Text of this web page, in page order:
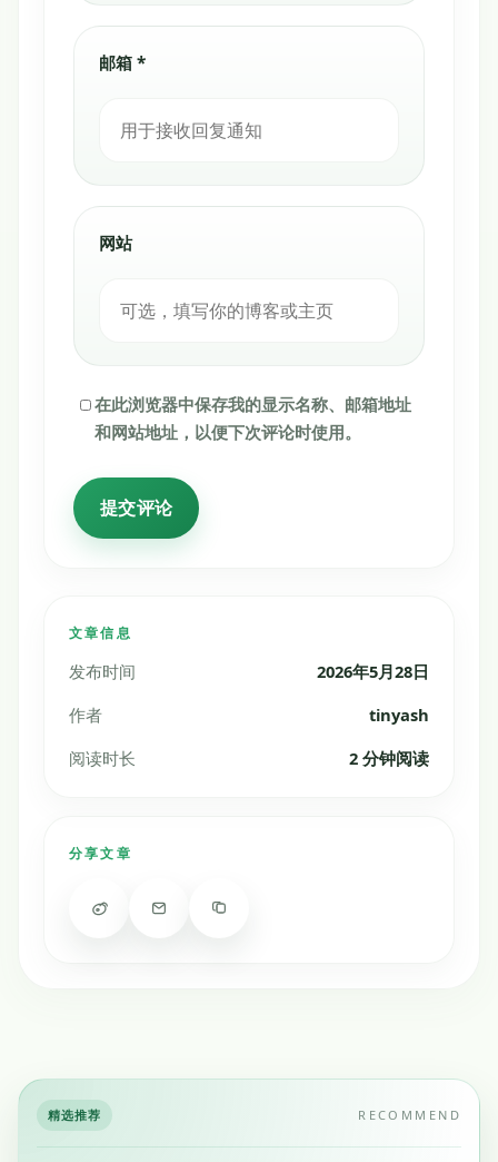
文章信息
发布时间
2026年5月28日
作者
tinyash
阅读时长
2 分钟阅读
分享文章
邮箱 *
网站
在此浏览器中保存我的显示名称、邮箱地址
和网站地址，以便下次评论时使用。
精选推荐 RECOMMEND